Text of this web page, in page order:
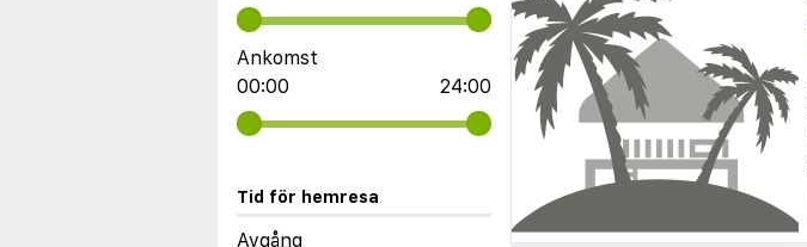
Ankomst
00:00
24:00
Tid för hemresa
Avgång